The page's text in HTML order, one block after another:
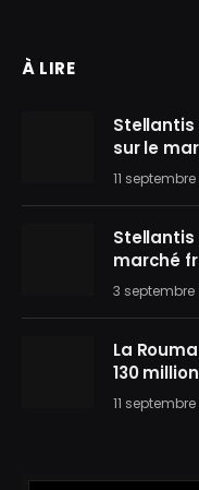
À LIRE
sur le
11
marché
3 septembre
La
130
11